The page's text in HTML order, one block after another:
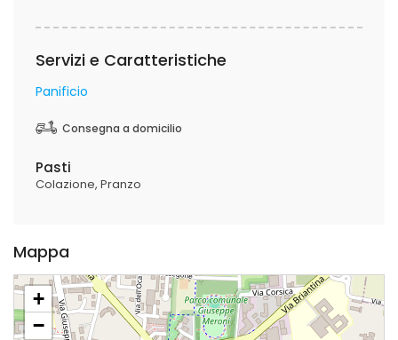
Servizi e Caratteristiche
Panificio
Consegna a domicilio
Pasti
Colazione Pranzo
Mappa
+
−